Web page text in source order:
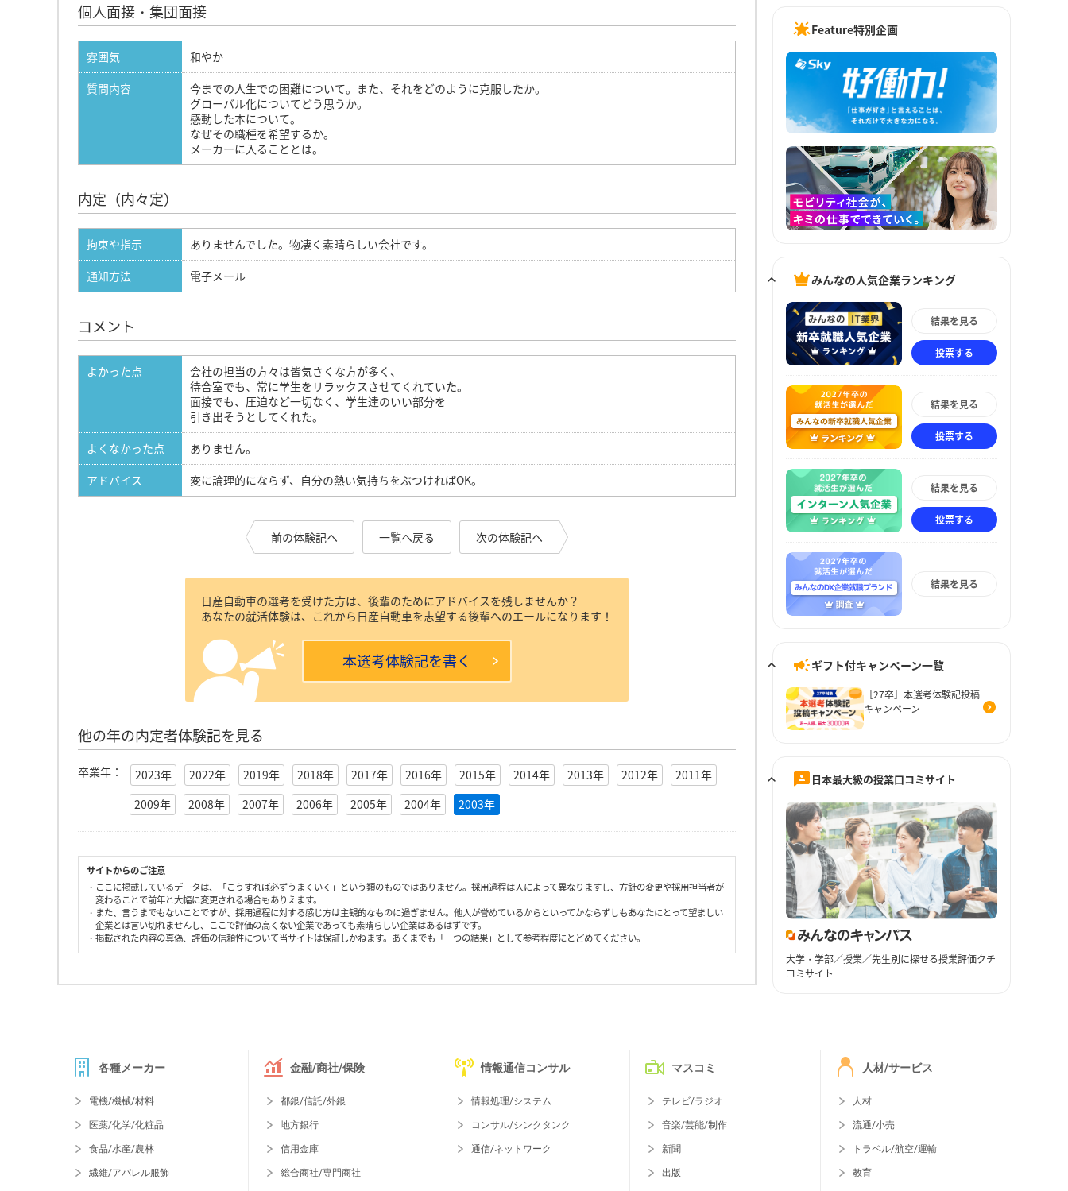
個人面接・集団面接
雰囲気
和やか
質問内容
今までの人生での困難について。また、それをどのように克服したか。
グローバル化についてどう思うか。
感動した本について。
なぜその職種を希望するか。
メーカーに入ることとは。
内定（内々定）
拘束や指示
ありませんでした。物凄く素晴らしい会社です。
通知方法
電子メール
コメント
よかった点
会社の担当の方々は皆気さくな方が多く、
待合室でも、常に学生をリラックスさせてくれていた。
面接でも、圧迫など一切なく、学生達のいい部分を
引き出そうとしてくれた。
よくなかった点
ありません。
アドバイス
変に論理的にならず、自分の熱い気持ちをぶつければOK。
前の体験記へ 一覧へ戻る 次の体験記へ
日産自動車の選考を受けた方は、後輩のためにアドバイスを残しませんか？
あなたの就活体験は、これから日産自動車を志望する後輩へのエールになります！
本選考体験記を書く
他の年の内定者体験記を見る
卒業年： 2023年 2022年 2019年 2018年 2017年 2016年 2015年 2014年 2013年 2012年
2011年
2009年
2008年 2007年 2006年 2005年 2004年 2003年
サイトからのご注意
・ここに掲載しているデータは、「こうすれば必ずうまくいく」という類のものではありません。採用過程は人によって異なりますし、方針の変更や採用担当者が
変わることで前年と大幅に変更される場合もありえます。
・また、言うまでもないことですが、採用過程に対する感じ方は主観的なものに過ぎません。他人が誉めているからといってかならずしもあなたにとって望ましい
企業とは言い切れませんし、ここで評価の高くない企業であっても素晴らしい企業はあるはずです。
・掲載された内容の真偽、評価の信頼性について当サイトは保証しかねます。あくまでも「一つの結果」として参考程度にとどめてください。
Feature特別企画
みんなの人気企業ランキング
結果を見る
投票する
結果を見る
投票する
結果を見る
投票する
結果を見る
ギフト付キャンペーン一覧
［27卒］本選考体験記投稿
キャンペーン
日本最大級の授業口コミサイト
大学・学部／授業／先生別に探せる授業評価クチ
コミサイト
各種メーカー
電機/機械/材料
医薬/化学/化粧品
食品/水産/農林
繊維/アパレル服飾
金融/商社/保険
都銀/信託/外銀
地方銀行
信用金庫
総合商社/専門商社
情報通信コンサル
情報処理/システム
コンサル/シンクタンク
通信/ネットワーク
マスコミ
テレビ/ラジオ
音楽/芸能/制作
新聞
出版
人材/サービス
人材
流通/小売
トラベル/航空/運輸
教育